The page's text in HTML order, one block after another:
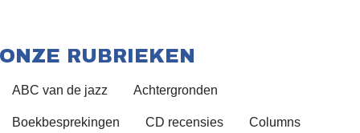
ONZE RUBRIEKEN
ABC van de jazz Achtergronden
Boekbesprekingen CD recensies Columns